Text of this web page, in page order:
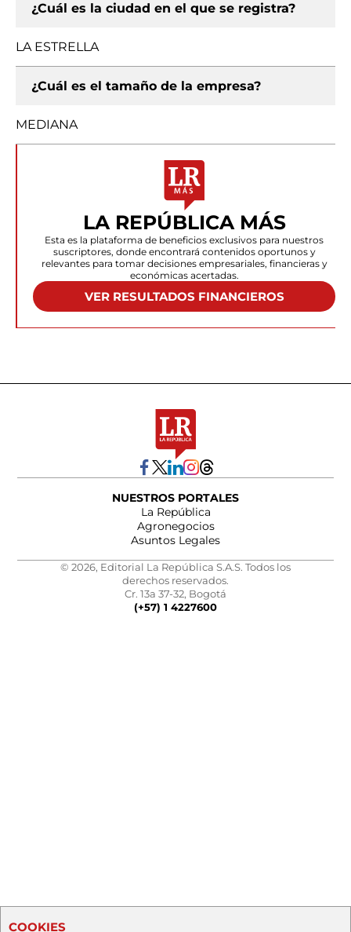
¿Cuál es la ciudad en el que se registra?
LA ESTRELLA
¿Cuál es el tamaño de la empresa?
MEDIANA
LA REPÚBLICA MÁS
Esta es la plataforma de beneficios exclusivos para nuestros
suscriptores, donde encontrará contenidos oportunos y
relevantes para tomar decisiones empresariales, financieras y
económicas acertadas.
VER RESULTADOS FINANCIEROS
NUESTROS PORTALES
La República
Agronegocios
Asuntos Legales
© 2026, Editorial La República S.A.S. Todos los
derechos reservados.
Cr. 13a 37-32, Bogotá
(+57) 1 4227600
COOKIES